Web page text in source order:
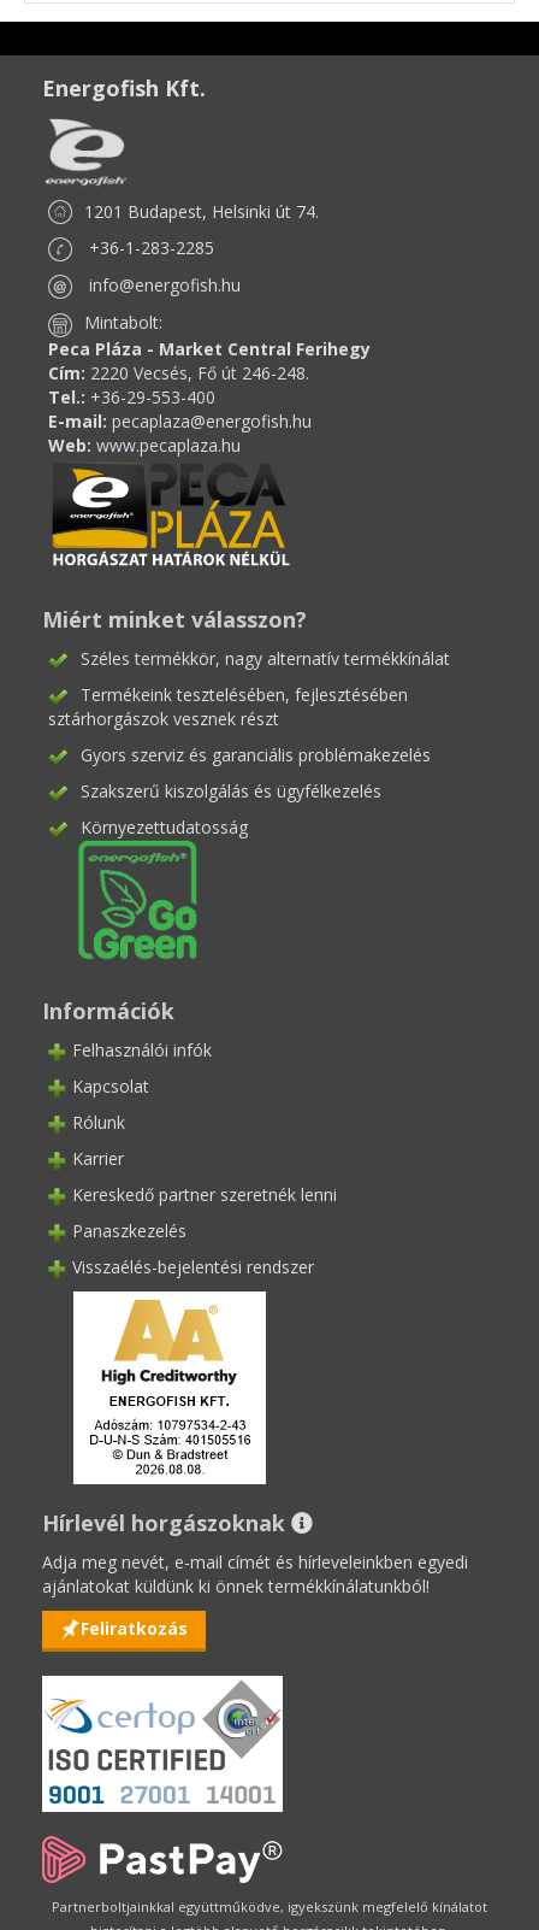
Energofish Kft.
1201 Budapest, Helsinki út 74.
+36-1-283-2285
info@energofish.hu
Mintabolt:
Peca Pláza - Market Central Ferihegy
Cím: 2220 Vecsés, Fő út 246-248.
Tel.: +36-29-553-400
E-mail: pecaplaza@energofish.hu
Web: www.pecaplaza.hu
Miért minket válasszon?
Széles termékkör, nagy alternatív termékkínálat
Termékeink tesztelésében, fejlesztésében
sztárhorgászok vesznek részt
Gyors szerviz és garanciális problémakezelés
Szakszerű kiszolgálás és ügyfélkezelés
Környezettudatosság
Információk
Felhasználói infók
Kapcsolat
Rólunk
Karrier
Kereskedő partner szeretnék lenni
Panaszkezelés
Visszaélés-bejelentési rendszer
Hírlevél horgászoknak
Adja meg nevét, e-mail címét és hírleveleinkben egyedi
ajánlatokat küldünk ki önnek termékkínálatunkból!
Feliratkozás
Partnerboltjainkkal együttműködve, igyekszünk megfelelő kínálatot